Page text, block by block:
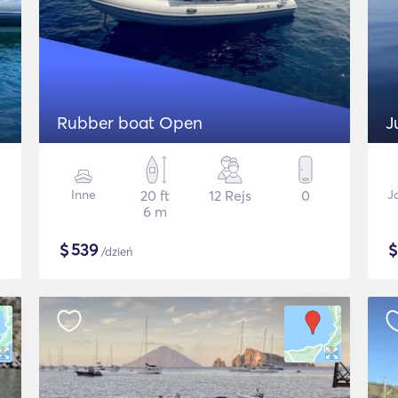
Rubber boat Open
Inne
20 ft
6 m
12 Rejs 0
$539/dzień